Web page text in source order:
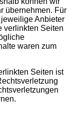
übernehmen. Für
Anbieter
verlinkten Seiten
waren zum
Seiten ist